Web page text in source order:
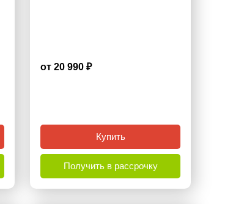
от 20 990 ₽
Купить
Получить в рассрочку